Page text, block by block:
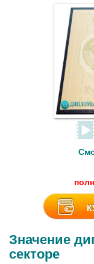
Значение
секторе